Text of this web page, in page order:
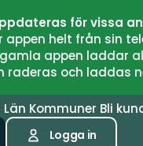
för vissa
helt från sin
gamla appen
raderas och laddas
Län Kommuner Bli
Logga in